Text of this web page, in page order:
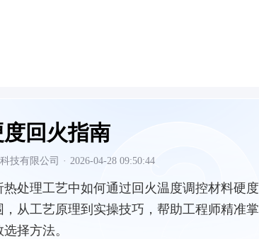
度回火指南
技有限公司 · 2026-04-28 09:50:44
热处理工艺中如何通过回火温度调控材料硬度
，从工艺原理到实操技巧，帮助工程师精准掌
择方法。